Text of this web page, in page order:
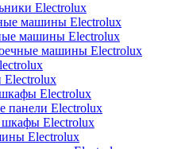
Electrolux
машины Electrolux
машины Electrolux
машины Electrolux
Electrolux
панели Electrolux
Electrolux
Electrolux